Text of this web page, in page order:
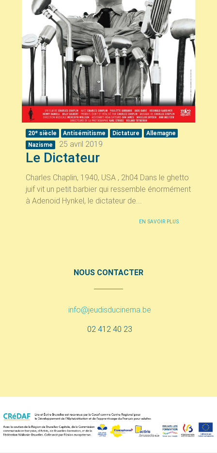
20esiècle Antisémitisme Dictature
Allemagne
Nazisme
25 avril 2019
Le Dictateur
Charles Chaplin, 1940, USA , 2h04 Dans le ghetto
juif vit un petit barbier qui ressemble énormément
à Adenoid Hynkel, le dictateur de...
EN SAVOIR PLUS
NOUS CONTACTER
info@jeudisducinema.be
02 412 40 23